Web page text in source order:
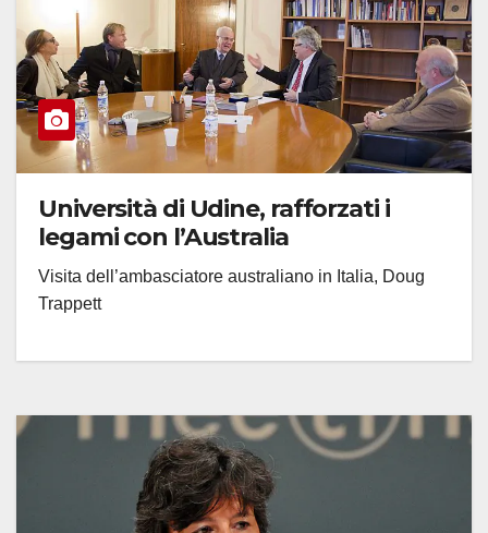
Università di Udine, rafforzati i
legami con l’Australia
Visita dell’ambasciatore australiano in Italia, Doug
Trappett